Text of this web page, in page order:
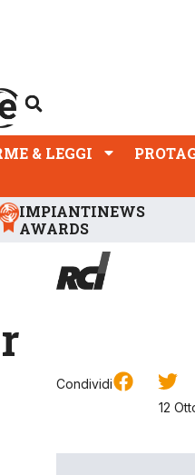
& LEGGI
IMPIANTINEWS
AWARDS
Condividi
12